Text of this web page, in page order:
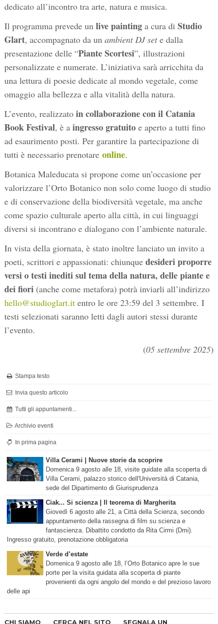
dedicato all’incontro tra arte, natura e musica.
Il programma prevede un live paintinga cura di Studio
Glart, accompagnato da un ambient DJ sete dalla
presentazione delle “Piante Scortesi”, illustrazioni
personalizzate e numerate. L’iniziativa sarà arricchita da
una lettura di poesie dedicate al mondo vegetale, come
omaggio alla bellezza e alla vitalità della natura.
L’evento, realizzato in collaborazione con il Catania
Book Festival, è a ingresso gratuitoe aperto a tutti fino
ad esaurimento posti. Per garantire la partecipazione di
tutti è necessario prenotare online.
Botanica Maleducata si propone come un’occasione per
valorizzare l’Orto Botanico non solo come luogo di studio
e di conservazione della biodiversità vegetale, ma anche
come spazio culturale aperto alla città, in cui linguaggi
diversi si incontrano e dialogano con l’ambiente naturale.
In vista della giornata, è stato inoltre lanciato un invito a
poeti, scrittori e appassionati: chiunque desideri proporre
versi o testi inediti sul tema della natura, delle piante e
dei fiori(anche come metafora) potrà inviarli all’indirizzo
hello@studioglart.itentro le ore 23:59 del 3 settembre. I
testi selezionati saranno letti dagli autori stessi durante
l’evento.
(05 settembre 2025)
Stampa testo
Invia questo articolo
Tutti gli appuntamenti...
Archivio eventi
In prima pagina
Villa Cerami | Nuove storie da scoprire
Domenica 9 agosto alle 18, visite guidate alla scoperta di
Villa Cerami, palazzo storico dell'Università di Catania,
sede del Dipartimento di Giurisprudenza
Ciak... Si scienza | Il teorema di Margherita
Giovedì 6 agosto alle 21, a Città della Scienza, secondo
appuntamento della rassegna di film su scienza e
fantascienza. Dibattito condotto da Rita Cirmi (Dmi).
Ingresso gratuito, prenotazione obbligatoria
Verde d’estate
Domenica 9 agosto alle 18, l’Orto Botanico apre le sue
porte per la visita guidata alla scoperta di piante
provenienti da ogni angolo del mondo e del prezioso lavoro
delle api
CHI SIAMO CERCA NEL SITO SEGNALA UN